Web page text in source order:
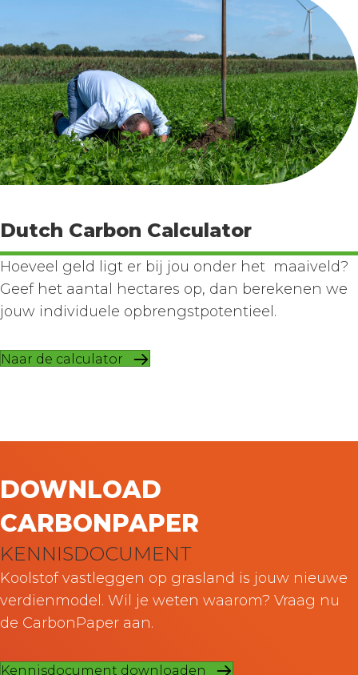
Dutch Carbon Calculator
Hoeveel geld ligt er bij jou onder het maaiveld?
Geef het aantal hectares op, dan berekenen we
jouw individuele opbrengstpotentieel.
Naar de calculator
DOWNLOAD
CARBONPAPER
KENNISDOCUMENT
Koolstof vastleggen op grasland is jouw nieuwe
verdienmodel. Wil je weten waarom? Vraag nu
de CarbonPaper aan.
Kennisdocument downloaden